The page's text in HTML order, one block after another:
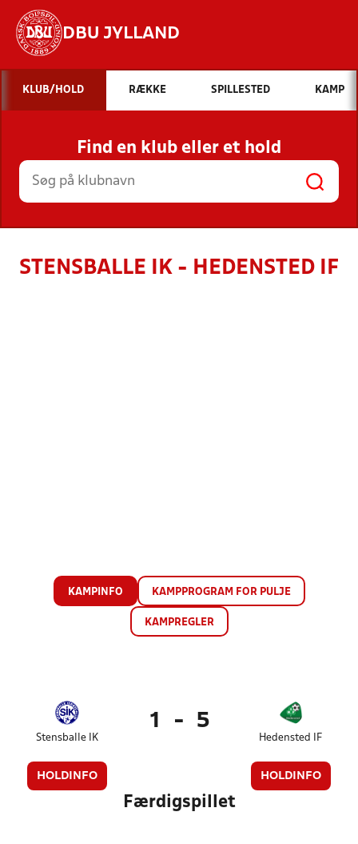
DBU JYLLAND
Hvad vil du søge efter?
INDHOLD OG NYHEDER
STILLINGER, RESULTATER, KLUBBER OG
HOLD
KLUB/HOLD RÆKKE SPILLESTED KAMP
Find en klub eller et hold
STENSBALLE IK - HEDENSTED IF
KAMPINFO KAMPPROGRAM FOR PULJE
KAMPREGLER
Stensballe IK
HOLDINFO
1 - 5
Hedensted IF
HOLDINFO
Færdigspillet